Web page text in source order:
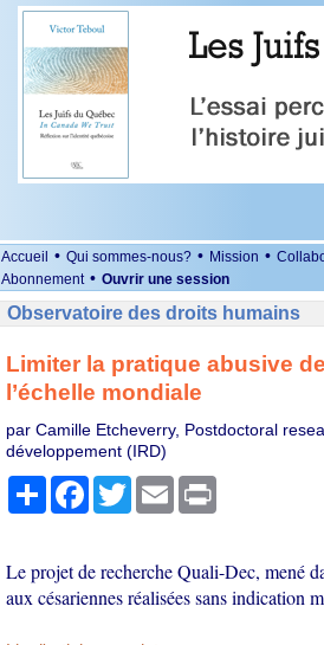
Accueil • Qui sommes-nous? • Mission •
Abonnement • Ouvrir une session
Observatoire des droits humains
Limiter la pratique abusive
l’échelle mondiale
par Camille Etcheverry, Postdoctoral
développement (IRD)
PartagerFacebook
TwitterEmail Print
Le projet de recherche Quali-Dec, mené
aux césariennes réalisées sans indication